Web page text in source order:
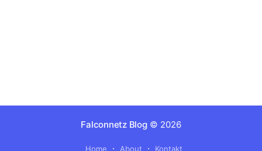
Falconnetz Blog© 2026
Home About Kontakt